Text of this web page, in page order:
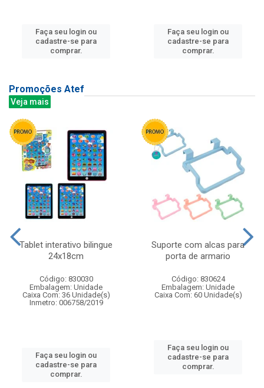
Faça seu login ou
cadastre-se para
comprar.
Faça seu login ou
cadastre-se para
comprar.
Promoções Atef
Veja mais
Tablet interativo bilingue
24x18cm
Código: 830030
Embalagem: Unidade
Caixa Com: 36 Unidade(s)
Inmetro: 006758/2019
Faça seu login ou
cadastre-se para
comprar.
Suporte com alcas para
porta de armario
Código: 830624
Embalagem: Unidade
Caixa Com: 60 Unidade(s)
Faça seu login ou
cadastre-se para
comprar.